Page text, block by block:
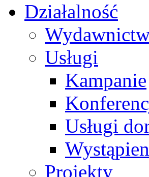
Działalność
Usługi
Kampanie
Usługi
Projekty